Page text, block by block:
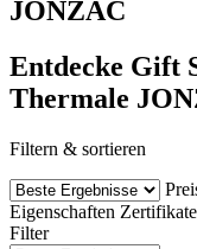
JONZAC
Entdecke Gift
Thermale
Filtern & sortieren
Eigenschaften Zertifikate
Filter